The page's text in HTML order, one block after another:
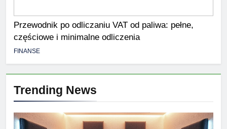
Przewodnik po odliczaniu VAT od paliwa: pełne,
częściowe i minimalne odliczenia
FINANSE
Trending News